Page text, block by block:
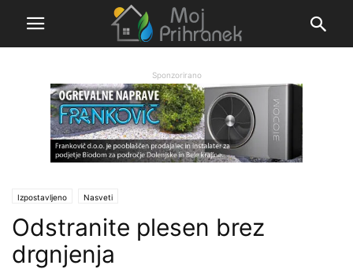
Sponzorirano
Izpostavljeno Nasveti
Odstranite plesen brez
drgnjenja